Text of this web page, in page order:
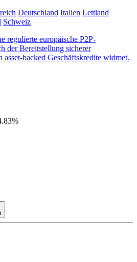
Deutschland Italien Lettland
Schweiz
regulierte europäische P2P-
der Bereitstellung sicherer
backed Geschäftskredite widmet.